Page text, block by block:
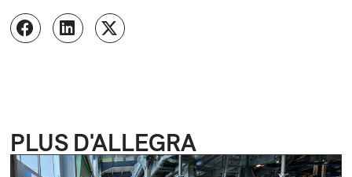
PLUS D'ALLEGRA